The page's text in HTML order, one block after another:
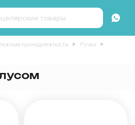
принадлежности
Ручки